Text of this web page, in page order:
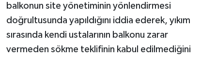
balkonun site yönetiminin yönlendirmesi
doğrultusunda yapıldığını iddia ederek, yıkım
sırasında kendi ustalarının balkonu zarar
vermeden sökme teklifinin kabul edilmediğini